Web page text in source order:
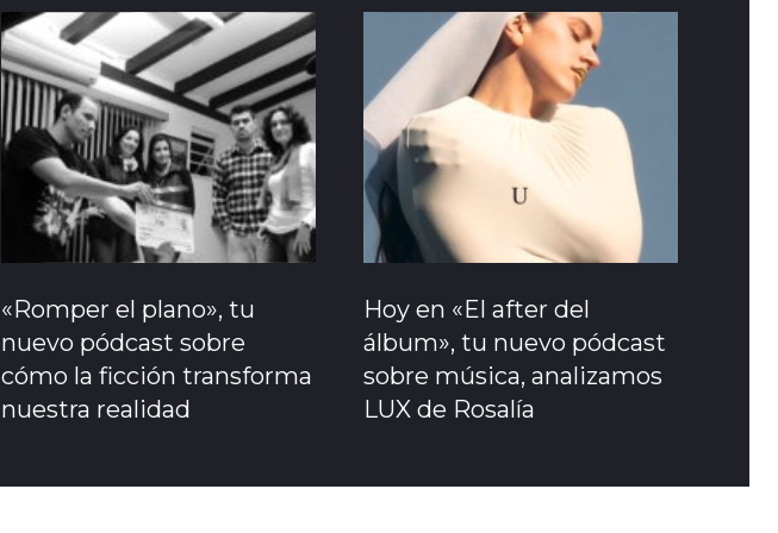
«Romper el plano», tu
nuevo pódcast sobre
cómo la ficción transforma
nuestra realidad
Hoy en «El after del
álbum», tu nuevo pódcast
sobre música, analizamos
LUX de Rosalía